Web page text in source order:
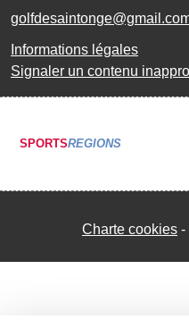
Informations légales
Signaler un contenu
SPORTSREGIONS
Charte cookies